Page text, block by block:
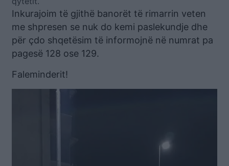
Inkurajoim të gjithë banorët të rimarrin veten
me shpresen se nuk do kemi paslekundje dhe
për çdo shqetësim të informojnë në numrat pa
pagesë 128 ose 129.
Faleminderit!